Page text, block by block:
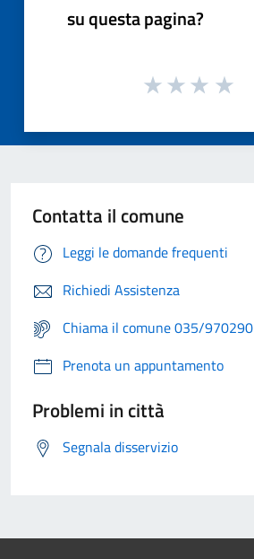
su questa pagina?
Contatta il comune
Leggi le domande frequenti
Richiedi Assistenza
Chiama il comune 035/970290
Prenota un appuntamento
Problemi in città
Segnala disservizio